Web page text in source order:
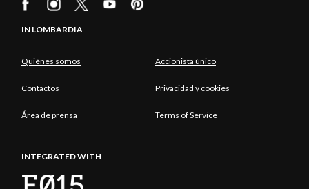
IN LOMBARDIA
Quiénes somos Accionista único
Contactos Privacidad y cookies
Área de prensa Terms of Service
INTEGRATED WITH